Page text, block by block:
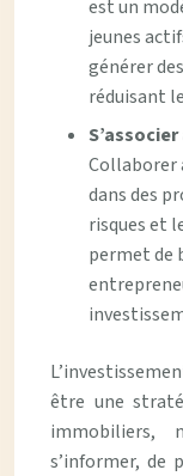
est un
jeunes
générer
réduisant
Collaborer
dans des
risques et
permet de
être une
s’informer, de